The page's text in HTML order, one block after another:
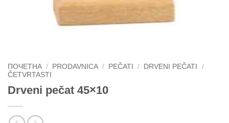
ПОЧЕТНА / PRODAVNICA / PEČATI / DRVENI PEČATI
/
ČETVRTASTI
Drveni pečat 45×10